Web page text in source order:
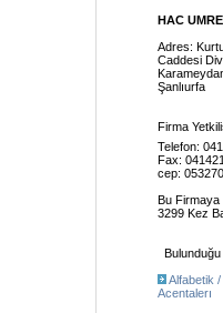
HAC
Adres:
Caddesi
Şanlıurfa
Firma
Telefon:
Fax:
cep:
Bu Firmaya
3299 Kez
Alfabetik
Acentalerı